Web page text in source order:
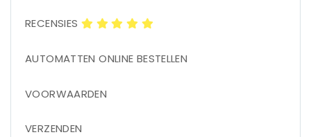
RECENSIES
AUTOMATTEN ONLINE BESTELLEN
VOORWAARDEN
VERZENDEN